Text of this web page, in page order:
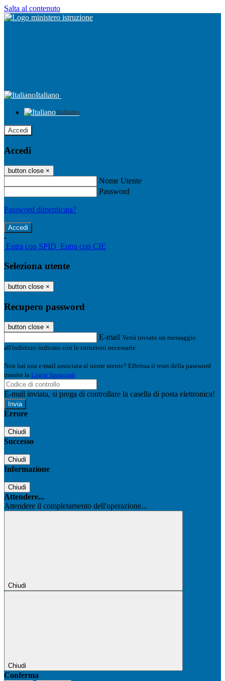
Salta al contenuto
Italiano
Italiano
Accedi
Accedi
button close ×
Nome Utente
Password
Password dimenticata?
-
Entra con SPID Entra con CIE
Seleziona utente
button close ×
Recupero password
button close ×
E-mail Verrà inviato un messaggio
all'indirizzo indicato con le istruzioni necessarie.
Non hai una e-mail associata al nome utente? Effettua il reset della password
tramite la Login Spaggiari
E-mail inviata, si prega di controllare la casella di posta elettronica!
Errore
Chiudi
Successo
Chiudi
Informazione
Chiudi
Attendere...
Attendere il completamento dell'operazione...
Chiudi
Chiudi
Conferma